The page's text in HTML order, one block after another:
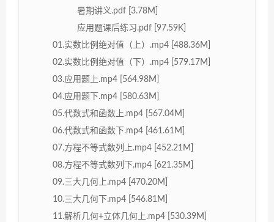
暑期讲义.pdf [3.78M]
应用题课后练习.pdf [97.59K]
01.实数比例绝对值（上）.mp4 [488.36M]
02.实数比例绝对值（下）.mp4 [579.17M]
03.应用题上.mp4 [564.98M]
04.应用题下.mp4 [580.63M]
05.代数式和函数上.mp4 [567.04M]
06.代数式和函数下.mp4 [461.61M]
07.方程不等式数列上.mp4 [452.21M]
08.方程不等式数列下.mp4 [621.35M]
09.三大几何上.mp4 [470.20M]
10.三大几何下.mp4 [546.81M]
11.解析几何+立体几何上.mp4 [530.39M]